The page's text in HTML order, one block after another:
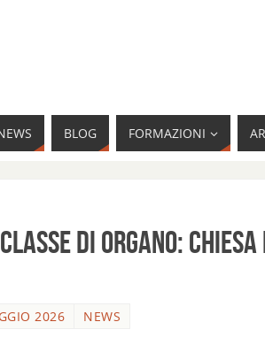
BLOG FORMAZIONI
di Organo:
2026 NEWS